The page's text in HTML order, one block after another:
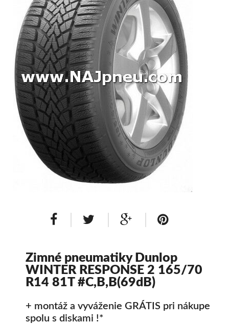
Dodávkové + malé úžitkové
Celoročné pneumatiky
Osobné/crossover + malé úžitkové
SUV/crossover + OFFRoad-ové
Dodávkové + malé úžitkové
Disky
Hliníkové / ALU disky / Elektróny
Puklice na kolesá Kontakt Blog
Zimné pneumatiky Dunlop
WINTER RESPONSE 2 165/70
R14 81T #C,B,B(69dB)
+ montáž a vyváženie GRÁTIS pri nákupe
spolu s diskami !*